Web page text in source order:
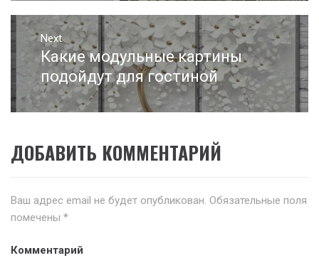
Next
Next
post:
Какие модульные картины
подойдут для гостиной
ДОБАВИТЬ КОММЕНТАРИЙ
Ваш адрес email не будет опубликован. Обязательные поля
помечены *
Комментарий